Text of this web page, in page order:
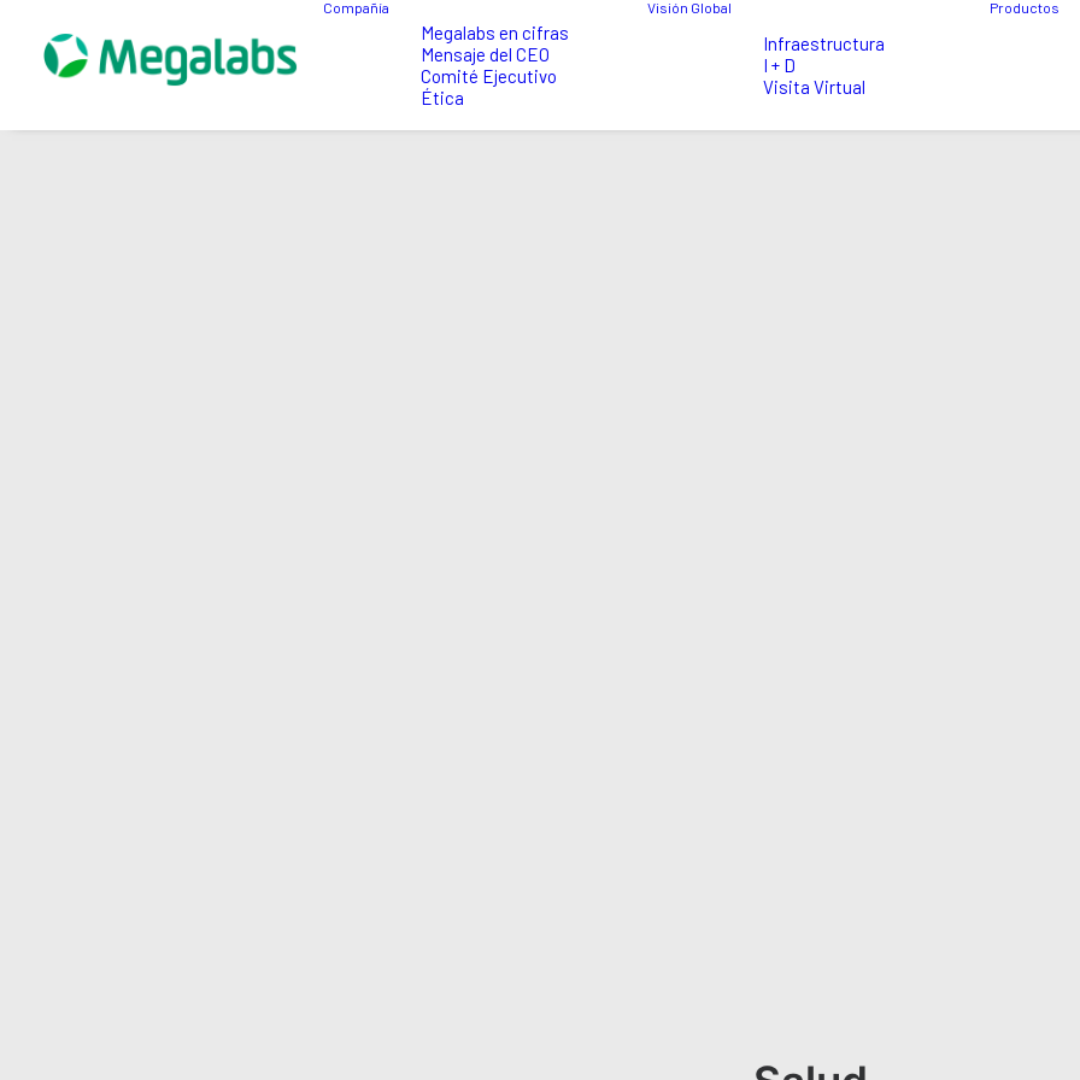
Compañía
Megalabs en cifras
Mensaje del CEO
Comité Ejecutivo
Ética
Visión Global
Infraestructura
I + D
Visita Virtual
Productos